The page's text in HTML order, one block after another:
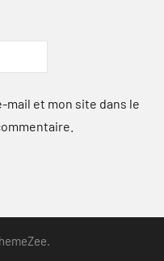
mail et mon site dans le